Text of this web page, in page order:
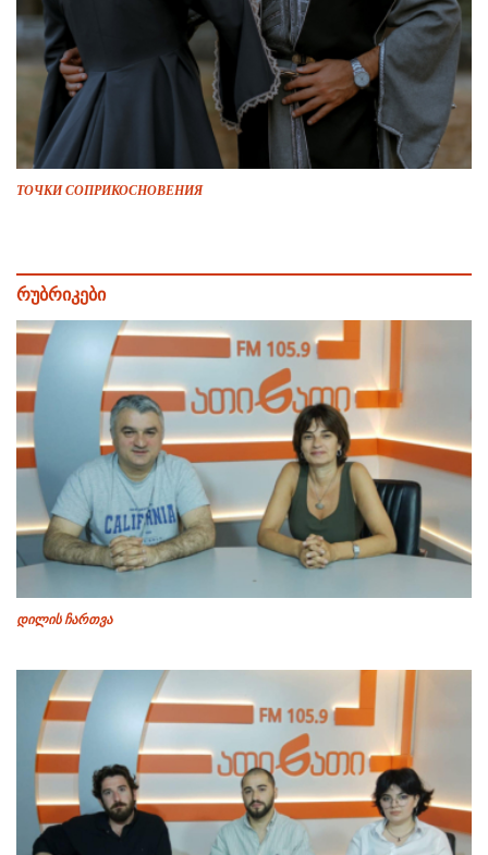
ТОЧКИ СОПРИКОСНОВЕНИЯ
რუბრიკები
დილის ჩართვა